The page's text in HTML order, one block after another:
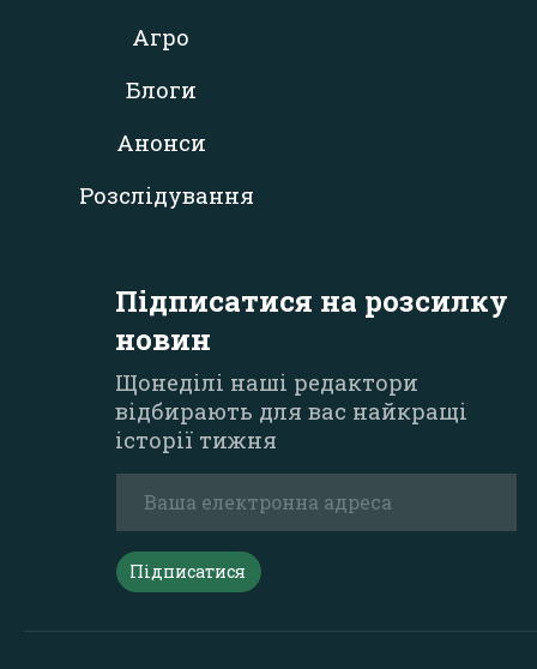
Агро
Блоги
Анонси
Розслідування
Підписатися на розсилку
новин
Щонеділі наші редактори
відбирають для вас найкращі
історії тижня
Підписатися